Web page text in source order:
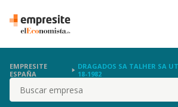
EMPRESITE
ESPAÑA
DRAGADOS SA TALHER SA
18-1982
Buscar